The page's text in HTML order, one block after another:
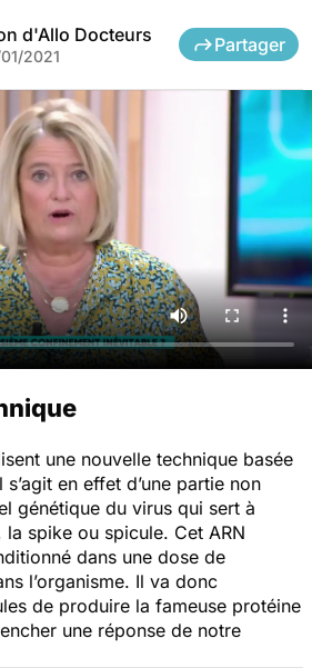
d'Allo Docteurs
2021
Partager
une nouvelle technique basée
s’agit en effet d’une partie non
génétique du virus qui sert à
la spike ou spicule. Cet ARN
dans une dose de
l’organisme. Il va donc
de produire la fameuse protéine
une réponse de notre